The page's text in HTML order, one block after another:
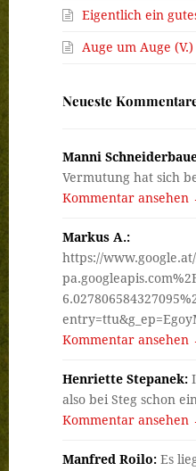
Eigentlich ein
Auge um Auge (V.)
Neueste
Manni
Vermutung hat sich
Kommentar ansehen
Markus A.:
https://
Kommentar ansehen
Henriette Stepanek:
also bei Steg schon
Kommentar ansehen
Manfred Roilo: Es